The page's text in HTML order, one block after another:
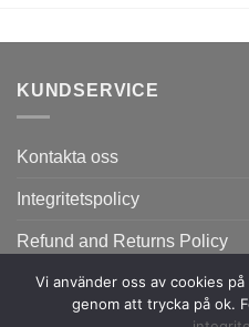
KUNDSERVICE
Kontakta oss
Integritetspolicy
Refund and Returns Policy
Vi använder oss av cookies
genom att trycka på ok.